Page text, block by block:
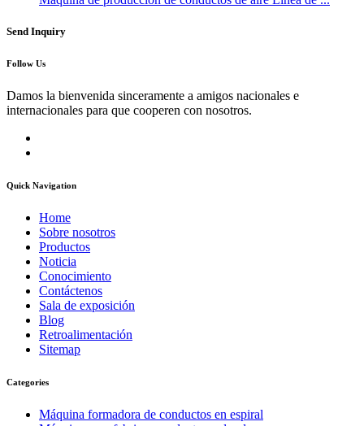
Send Inquiry
Follow Us
Damos la bienvenida sinceramente a amigos nacionales e
internacionales para que cooperen con nosotros.
Quick Navigation
Home
Sobre nosotros
Productos
Noticia
Conocimiento
Contáctenos
Sala de exposición
Blog
Retroalimentación
Sitemap
Categories
Máquina formadora de conductos en espiral